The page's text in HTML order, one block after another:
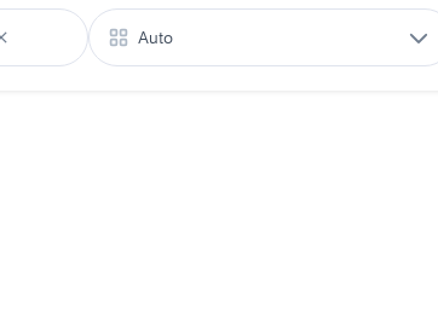
Auto